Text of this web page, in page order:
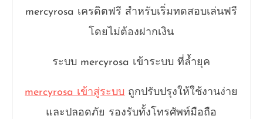
mercyrosa เครดิตฟรี สำหรับเริ่มทดสอบเล่นฟรี
โดยไม่ต้องฝากเงิน
ระบบ mercyrosa เข้าระบบ ที่ล้ำยุค
mercyrosa เข้าสู่ระบบ ถูกปรับปรุงให้ใช้งานง่าย
และปลอดภัย รองรับทั้งโทรศัพท์มือถือ